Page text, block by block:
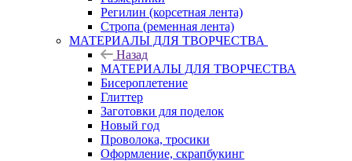
Регилин (корсетная лента)
Стропа (ременная лента)
МАТЕРИАЛЫ ДЛЯ ТВОРЧЕСТВА
Назад
МАТЕРИАЛЫ ДЛЯ ТВОРЧЕСТВА
Бисероплетение
Глиттер
Заготовки для поделок
Новый год
Проволока, тросики
Оформление, скрапбукинг